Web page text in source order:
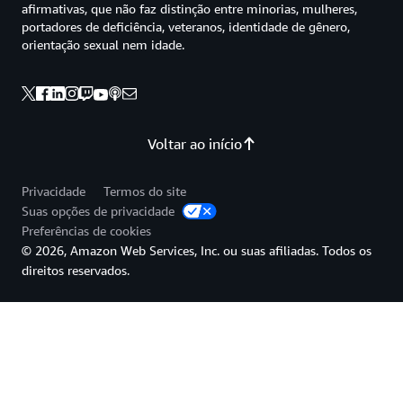
Voltar ao início
afirmativas, que não faz distinção entre minorias, mulheres,
portadores de deficiência, veteranos, identidade de gênero,
orientação sexual nem idade.
Privacidade
Termos do site
Suas opções de privacidade
Preferências de cookies
© 2026, Amazon Web Services, Inc. ou suas afiliadas. Todos os
direitos reservados.